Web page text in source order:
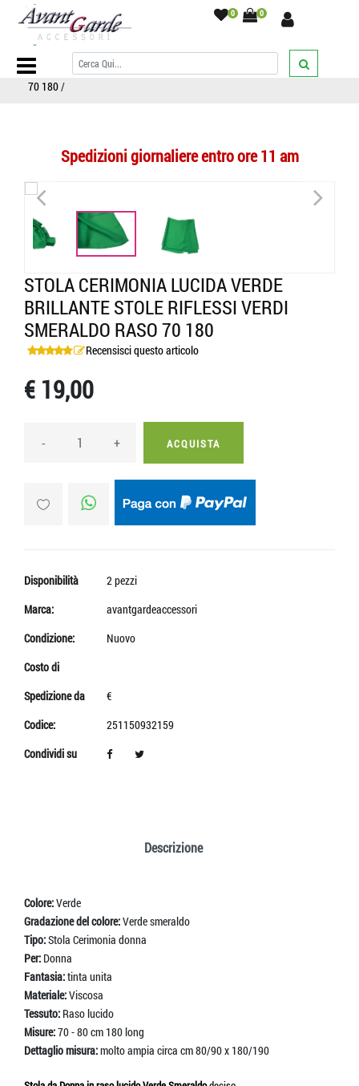
0 0
Home Page/SCIARPE/Stole Donna Cerimonia/STOLA CERIMONIA
LUCIDA VERDE BRILLANTE STOLE riflessi VERDI SMERALDO RASO
70 180/
Spedizioni giornaliere entro ore 11 am
< >
STOLA CERIMONIA LUCIDA VERDE
BRILLANTE STOLE RIFLESSI VERDI
SMERALDO RASO 70 180
Recensisci questo articolo
€ 19,00
- + ACQUISTA
Disponibilità
2 pezzi
Marca:
avantgardeaccessori
Condizione:
Nuovo
Costo di
Spedizione da
€
Codice:
251150932159
Condividi su
Descrizione
Colore:Verde
Gradazione del colore:Verde smeraldo
Tipo:Stola Cerimonia donna
Per: Donna
Fantasia:tinta unita
Materiale:Viscosa
Tessuto: Raso lucido
Misure:70 - 80 cm 180 long
Dettaglio misura:molto ampia circa cm 80/90 x 180/190